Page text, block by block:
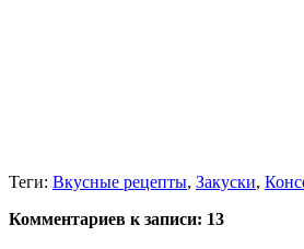
Теги: Вкусные рецепты, Закуски,
Комментариев к записи: 13